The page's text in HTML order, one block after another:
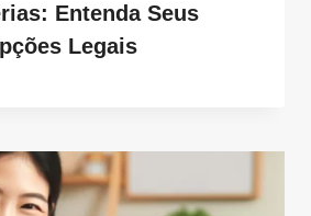
Entenda Seus
Legais